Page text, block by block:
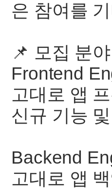
은 참여를
📌 모집 분야
Frontend
고대로 앱
신규 기능
Backend
고대로 앱